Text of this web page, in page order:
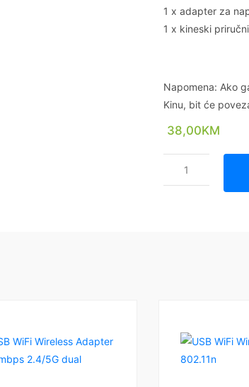
1 x adapter za
1 x kineski
Napomena: Ako
Kinu, bit će
38,00KM